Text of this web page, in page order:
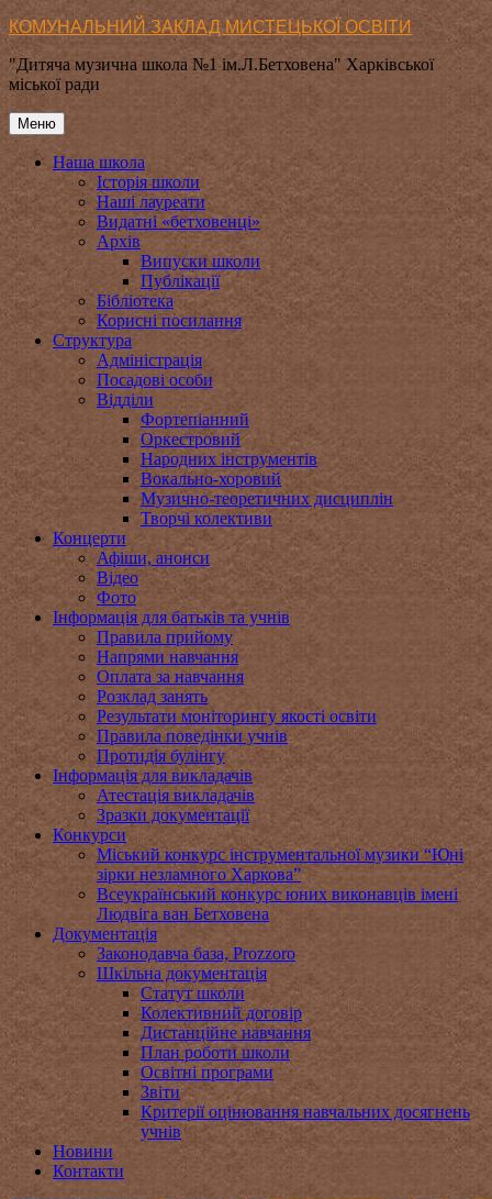
Перейти
до
вмісту
КОМУНАЛЬНИЙ ЗАКЛАД МИСТЕЦЬКОЇ ОСВІТИ
"Дитяча музична школа №1 ім.Л.Бетховена" Харківської
міської ради
Меню
Наша школа
Історія школи
Наші лауреати
Видатні «бетховенці»
Архів
Випуски школи
Публікації
Бібліотека
Корисні посилання
Структура
Адміністрація
Посадові особи
Відділи
Фортепіанний
Оркестровий
Народних інструментів
Вокально-хоровий
Музично-теоретичних дисциплін
Творчі колективи
Концерти
Афіши, анонси
Відео
Фото
Інформація для батьків та учнів
Правила прийому
Напрями навчання
Оплата за навчання
Розклад занять
Результати моніторингу якості освіти
Правила поведінки учнів
Протидія булінгу
Інформація для викладачів
Атестація викладачів
Зразки документації
Конкурси
Міський конкурс інструментальної музики “Юні
зірки незламного Харкова”
Всеукраїнський конкурс юних виконавців імені
Людвіга ван Бетховена
Документація
Законодавча база, Prozzoro
Шкільна документація
Статут школи
Колективний договір
Дистанційне навчання
План роботи школи
Освітні програми
Звіти
Критерії оцінювання навчальних досягнень
учнів
Новини
Контакти